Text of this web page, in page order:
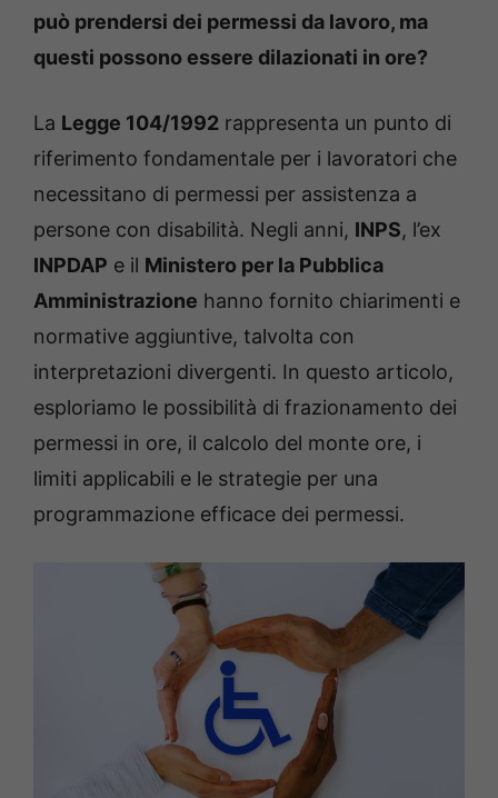
può prendersi dei permessi da lavoro, ma
questi possono essere dilazionati in ore?
La Legge 104/1992 rappresenta un punto di
riferimento fondamentale per i lavoratori che
necessitano di permessi per assistenza a
persone con disabilità. Negli anni, INPS, l’ex
INPDAP e il Ministero per la Pubblica
Amministrazione hanno fornito chiarimenti e
normative aggiuntive, talvolta con
interpretazioni divergenti. In questo articolo,
esploriamo le possibilità di frazionamento dei
permessi in ore, il calcolo del monte ore, i
limiti applicabili e le strategie per una
programmazione efficace dei permessi.